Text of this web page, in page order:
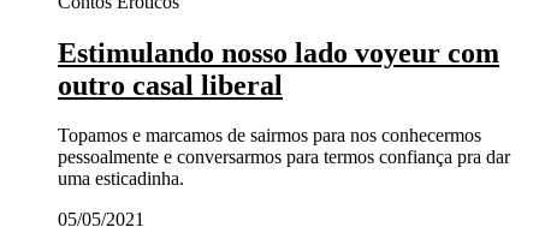
Estimulando nosso lado voyeur com
outro casal liberal
Topamos e marcamos de sairmos para nos conhecermos
pessoalmente e conversarmos para termos confiança pra dar
uma esticadinha.
05/05/2021